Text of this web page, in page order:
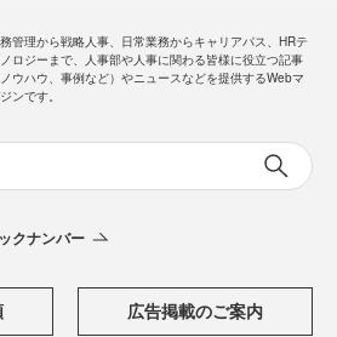
管理から戦略人事、日常業務からキャリアパス、HRテ
ロジーまで、人事部や人事に関わる皆様に役立つ記事
ノウハウ、事例など）やニュースなどを提供するWebマ
ンです。
クナンバー
広告掲載のご案内